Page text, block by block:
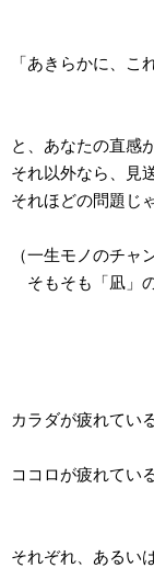
「あきらかに、こ
と、あなたの直感
それ以外なら、見
それほどの問題じ
（一生モノのチャ
そもそも「凪」
カラダが疲れてい
ココロが疲れてい
それぞれ、あるい